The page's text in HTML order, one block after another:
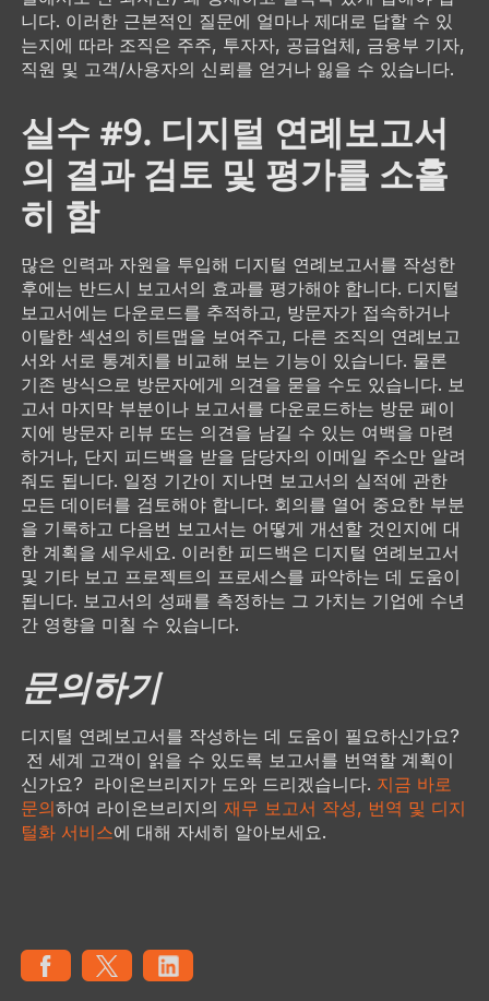
니다. 이러한 근본적인 질문에 얼마나 제대로 답할 수 있
는지에 따라 조직은 주주, 투자자, 공급업체, 금융부 기자,
직원 및 고객/사용자의 신뢰를 얻거나 잃을 수 있습니다.
실수 #9. 디지털 연례보고서
의 결과 검토 및 평가를 소홀
히 함
많은 인력과 자원을 투입해 디지털 연례보고서를 작성한
후에는 반드시 보고서의 효과를 평가해야 합니다. 디지털
보고서에는 다운로드를 추적하고, 방문자가 접속하거나
이탈한 섹션의 히트맵을 보여주고, 다른 조직의 연례보고
서와 서로 통계치를 비교해 보는 기능이 있습니다. 물론
기존 방식으로 방문자에게 의견을 묻을 수도 있습니다. 보
고서 마지막 부분이나 보고서를 다운로드하는 방문 페이
지에 방문자 리뷰 또는 의견을 남길 수 있는 여백을 마련
하거나, 단지 피드백을 받을 담당자의 이메일 주소만 알려
줘도 됩니다. 일정 기간이 지나면 보고서의 실적에 관한
모든 데이터를 검토해야 합니다. 회의를 열어 중요한 부분
을 기록하고 다음번 보고서는 어떻게 개선할 것인지에 대
한 계획을 세우세요. 이러한 피드백은 디지털 연례보고서
및 기타 보고 프로젝트의 프로세스를 파악하는 데 도움이
됩니다. 보고서의 성패를 측정하는 그 가치는 기업에 수년
간 영향을 미칠 수 있습니다.
문의하기
디지털 연례보고서를 작성하는 데 도움이 필요하신가요?
전 세계 고객이 읽을 수 있도록 보고서를 번역할 계획이
신가요? 라이온브리지가 도와 드리겠습니다. 지금 바로
문의하여 라이온브리지의 재무 보고서 작성, 번역 및 디지
털화 서비스에 대해 자세히 알아보세요.